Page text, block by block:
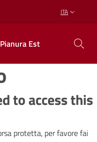
ITA
Est
to access this
protetta, per favore fai